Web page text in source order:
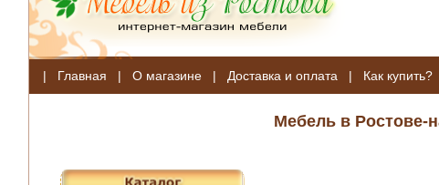
| Главная | О магазине | Доставка и оплата | Как купить?
Мебель в Ростове-